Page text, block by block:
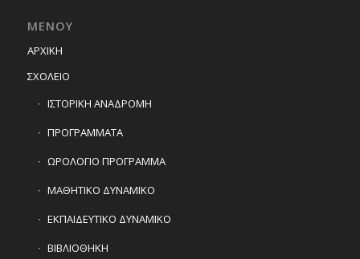
ΜΕΝΟΥ
ΑΡΧΙΚΗ
ΣΧΟΛΕΙΟ
ΙΣΤΟΡΙΚΗ ΑΝΑΔΡΟΜΗ
ΠΡΟΓΡΑΜΜΑΤΑ
ΩΡΟΛΟΓΙΟ ΠΡΟΓΡΑΜΜΑ
ΜΑΘΗΤΙΚΟ ΔΥΝΑΜΙΚΟ
ΕΚΠΑΙΔΕΥΤΙΚΟ ΔΥΝΑΜΙΚΟ
ΒΙΒΛΙΟΘΗΚΗ